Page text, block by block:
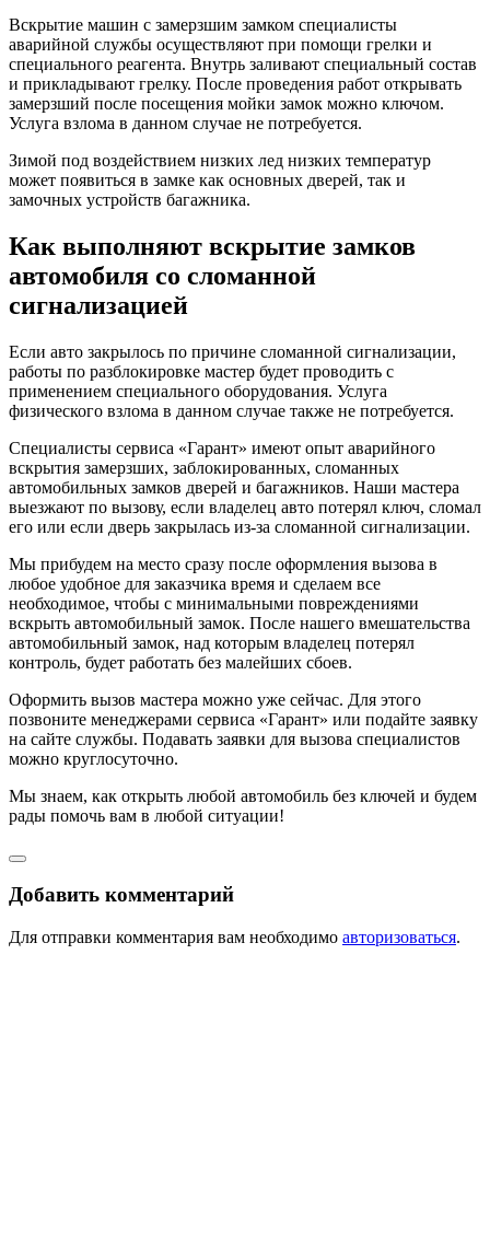
Вскрытие машин с замерзшим замком специалисты
аварийной службы осуществляют при помощи грелки и
специального реагента. Внутрь заливают специальный состав
и прикладывают грелку. После проведения работ открывать
замерзший после посещения мойки замок можно ключом.
Услуга взлома в данном случае не потребуется.
Зимой под воздействием низких лед низких температур
может появиться в замке как основных дверей, так и
замочных устройств багажника.
Как выполняют вскрытие замков
автомобиля со сломанной
сигнализацией
Если авто закрылось по причине сломанной сигнализации,
работы по разблокировке мастер будет проводить с
применением специального оборудования. Услуга
физического взлома в данном случае также не потребуется.
Специалисты сервиса «Гарант» имеют опыт аварийного
вскрытия замерзших, заблокированных, сломанных
автомобильных замков дверей и багажников. Наши мастера
выезжают по вызову, если владелец авто потерял ключ, сломал
его или если дверь закрылась из-за сломанной сигнализации.
Мы прибудем на место сразу после оформления вызова в
любое удобное для заказчика время и сделаем все
необходимое, чтобы с минимальными повреждениями
вскрыть автомобильный замок. После нашего вмешательства
автомобильный замок, над которым владелец потерял
контроль, будет работать без малейших сбоев.
Оформить вызов мастера можно уже сейчас. Для этого
позвоните менеджерами сервиса «Гарант» или подайте заявку
на сайте службы. Подавать заявки для вызова специалистов
можно круглосуточно.
Мы знаем, как открыть любой автомобиль без ключей и будем
рады помочь вам в любой ситуации!
Добавить комментарий
Для отправки комментария вам необходимо авторизоваться.